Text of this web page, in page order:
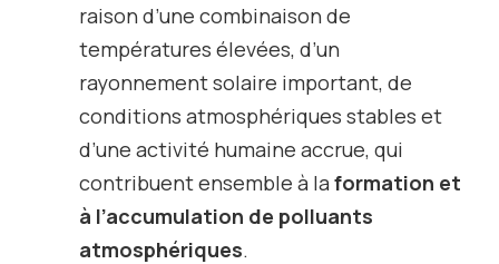
raison d’une combinaison de
températures élevées, d’un
rayonnement solaire important, de
conditions atmosphériques stables et
d’une activité humaine accrue, qui
contribuent ensemble à laformation et
à l’accumulation de polluants
atmosphériques.